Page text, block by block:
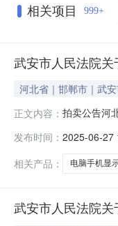
相关项目 999+
武安市人民法院
河北省｜邯郸市｜武
正文内容： 拍卖公告河
示页中的市
图片
发布时间： 2025-06-27
相关产品：
电脑手机显
武安市人民法院